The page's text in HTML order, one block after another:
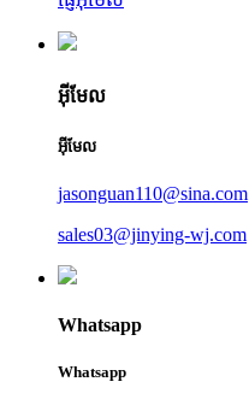
អ៊ីមែល
អ៊ីមែល
jasonguan110@sina.com
sales03@jinying-wj.com
Whatsapp
Whatsapp